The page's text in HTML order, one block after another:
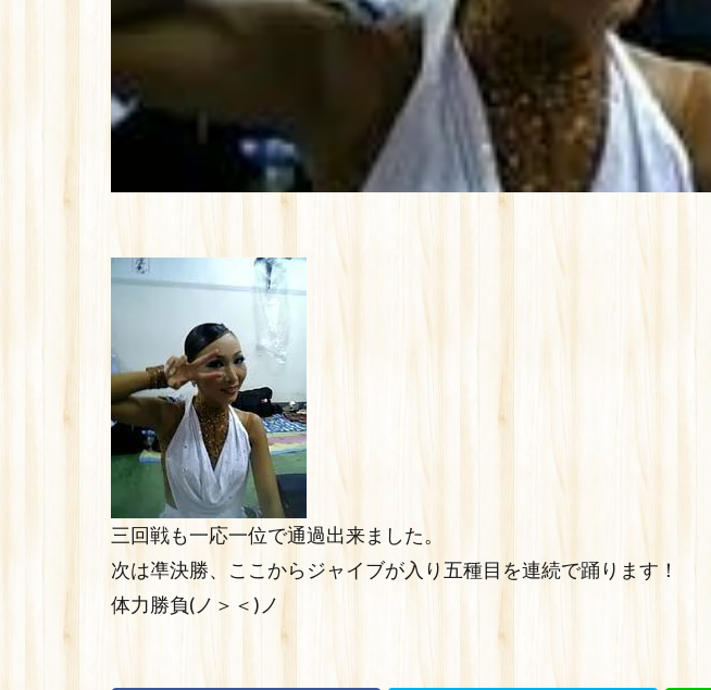
三回戦も一応一位で通過出来ました。
次は凖決勝、ここからジャイブが入り五種目を連続で踊ります！
体力勝負(ノ＞＜)ノ